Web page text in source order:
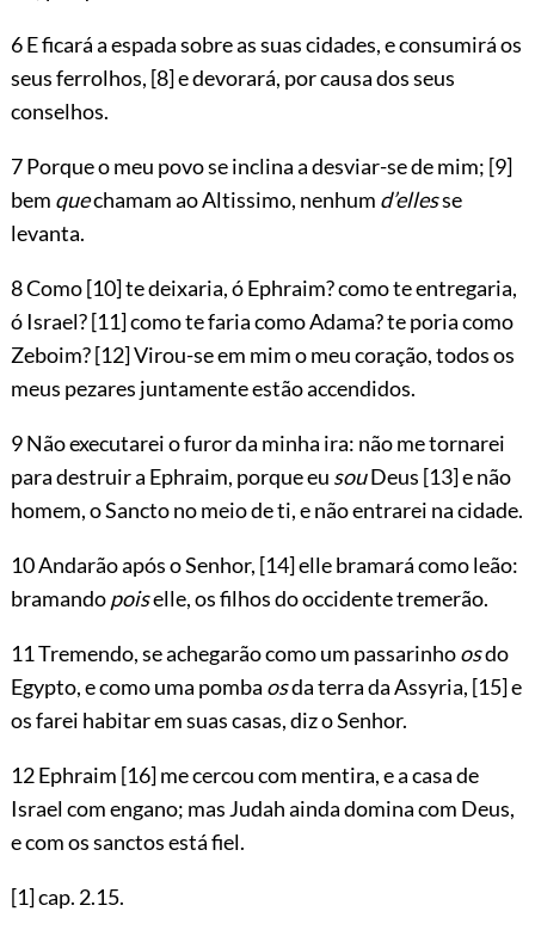
6 E ficará a espada sobre as suas cidades, e consumirá os
seus ferrolhos, [8]e devorará, por causa dos seus
conselhos.
7 Porque o meu povo se inclina a desviar-se de mim; [9]
bem quechamam ao Altissimo, nenhum d’ellesse
levanta.
8 Como[10]te deixaria, ó Ephraim? como te entregaria,
ó Israel?[11]como te faria como Adama? te poria como
Zeboim?[12]Virou-se em mim o meu coração, todos os
meus pezares juntamente estão accendidos.
9 Não executarei o furor da minha ira: não me tornarei
para destruir a Ephraim, porque eu souDeus [13]e não
homem, o Sancto no meio de ti, e não entrarei na cidade.
10 Andarão após o Senhor, [14]elle bramará como leão:
bramandopoiselle, os filhos do occidente tremerão.
11 Tremendo, se achegarão como um passarinhoosdo
Egypto, e como uma pomba osda terra da Assyria, [15]e
os farei habitar em suas casas, diz o Senhor.
12 Ephraim [16]me cercou com mentira, e a casa de
Israel com engano; mas Judah ainda domina com Deus,
e com os sanctos está fiel.
[1]cap. 2.15.